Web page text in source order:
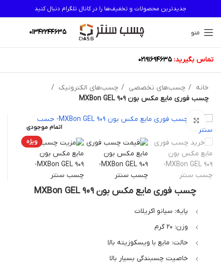
جدیدترین محصولات و تخفیف‌ها را در کانال تلگرام دنبال کنید
منو 01342244635
تماس بگیرید: 02191694635
خانه چسب‌های تخصصی
چسب‌های الکترونیک
چسب فوری مایع مکس بون MXBon GEL 909
اتمام موجودی
ویژه
بزرگنمایی تصویر
چسب فوری مایع مکس بون MXBon GEL 909
پایه: سیانو اکریلات
وزن: 20 گرم
حالت: مایع با ویسکوزیته بالا
خاصیت چسبندگی بسیار بالا